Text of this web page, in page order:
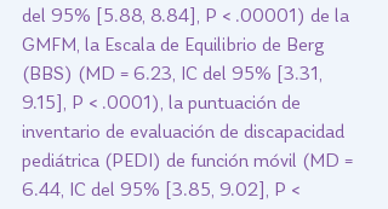
del 95% [5.88, 8.84], P < .00001) de la
GMFM, la Escala de Equilibrio de Berg
(BBS) (MD = 6.23, IC del 95% [3.31,
9.15], P < .0001), la puntuación de
inventario de evaluación de discapacidad
pediátrica (PEDI) de función móvil (MD =
6.44, IC del 95% [3.85, 9.02], P <